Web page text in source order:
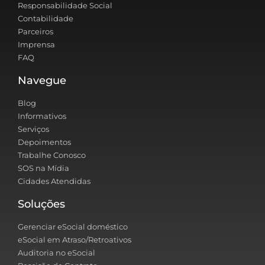
Responsabilidade Social
Contabilidade
Parceiros
Imprensa
FAQ
Navegue
Blog
Informativos
Serviços
Depoimentos
Trabalhe Conosco
SOS na Mídia
Cidades Atendidas
Soluções
Gerenciar eSocial doméstico
eSocial em Atraso/Retroativos
Auditoria no eSocial